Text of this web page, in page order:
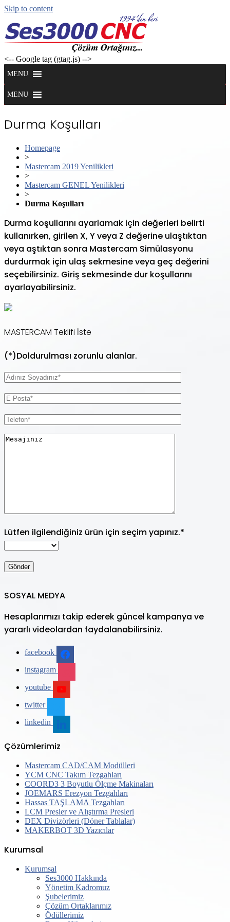
Skip to content
<-- Google tag (gtag.js) -->
MENU
MENU
Durma Koşulları
Homepage
>
Mastercam 2019 Yenilikleri
>
Mastercam GENEL Yenilikleri
>
Durma Koşulları
Durma koşullarını ayarlamak için değerleri belirti
kullanırken, girilen X, Y veya Z değerine ulaştıktan
veya aştıktan sonra Mastercam Simülasyonu
durdurmak için ulaş sekmesine veya geç değerini
seçebilirsiniz. Giriş sekmesinde dur koşullarını
ayarlayabilirsiniz.
MASTERCAM Teklifi İste
(*)Doldurulması zorunlu alanlar.
Lütfen ilgilendiğiniz ürün için seçim yapınız.*
SOSYAL MEDYA
Hesaplarımızı takip ederek güncel kampanya ve
yararlı videolardan faydalanabilirsiniz.
facebook
instagram
youtube
twitter
linkedin
Çözümlerimiz
Mastercam CAD/CAM Modülleri
YCM CNC Takım Tezgahları
COORD3 3 Boyutlu Ölçme Makinaları
JOEMARS Erezyon Tezgahları
Hassas TAŞLAMA Tezgahları
LCM Presler ve Alıştırma Presleri
DEX Divizörleri (Döner Tablalar)
MAKERBOT 3D Yazıcılar
Kurumsal
Kurumsal
Ses3000 Hakkında
Yönetim Kadromuz
Şubelerimiz
Çözüm Ortaklarımız
Ödüllerimiz